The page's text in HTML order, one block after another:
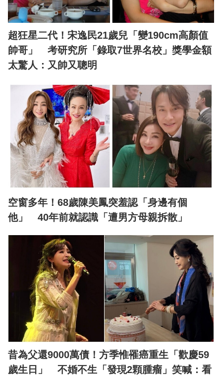
超狂星二代！宋逸民21歲兒「變190cm高顏值
帥哥」 考研究所「錄取7世界名校」獎學金額
太驚人：又帥又聰明
空窗多年！68歲陳美鳳突羞認「身邊有個
他」 40年前就認識「遭男方母親拆散」
昔為父還9000萬債！方季惟罹癌重生「歡慶59
歲生日」 不婚不生「發現2顆腫瘤」笑喊：看